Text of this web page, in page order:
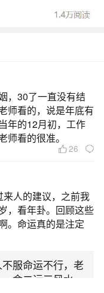
如何？都是很常
会引起大麻烦，
：
运如何
整体较为顺遂，
，一生运程较
间几乎无大的波
事业、财运和人
女孩则一生平顺
型机构、稳定平
晚年生活多半安
，30了一直没有结
师看的，说是年底有
年的12月初，工作
师看的很准。
26
人的建议，之前我
，看年卦。回顾这些
。命运真的是注定
服命运不行，老
命二运三风水，